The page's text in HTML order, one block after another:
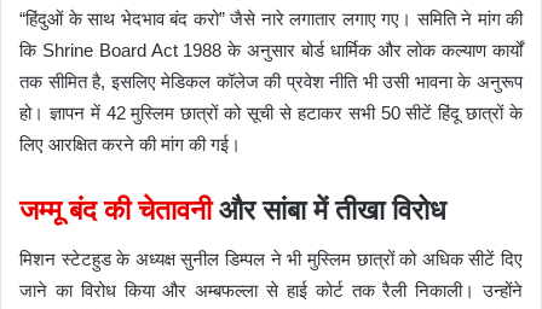
“हिंदुओं के साथ भेदभाव बंद करो” जैसे नारे लगातार लगाए गए। समिति ने मांग की
कि Shrine Board Act 1988 के अनुसार बोर्ड धार्मिक और लोक कल्याण कार्यों
तक सीमित है, इसलिए मेडिकल कॉलेज की प्रवेश नीति भी उसी भावना के अनुरूप
हो। ज्ञापन में 42 मुस्लिम छात्रों को सूची से हटाकर सभी 50 सीटें हिंदू छात्रों के
लिए आरक्षित करने की मांग की गई।
जम्मू बंद की चेतावनीऔर सांबा में तीखा विरोध
मिशन स्टेटहुड के अध्यक्ष सुनील डिम्पल ने भी मुस्लिम छात्रों को अधिक सीटें दिए
जाने का विरोध किया और अम्बफल्ला से हाई कोर्ट तक रैली निकाली। उन्होंने